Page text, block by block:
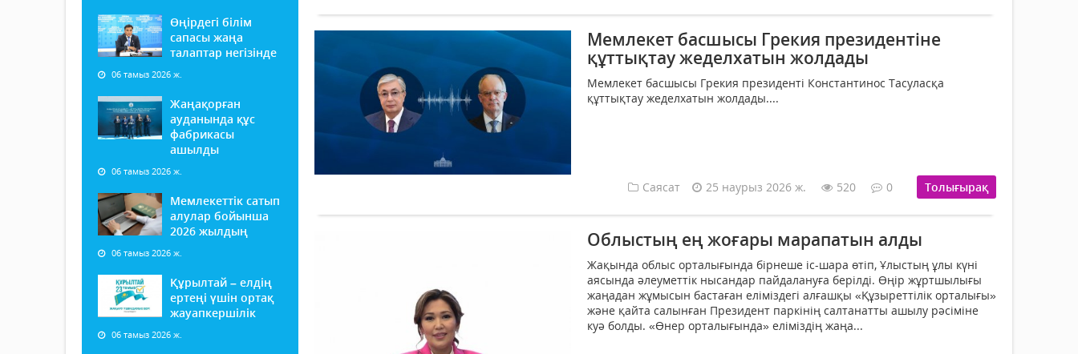
Өңірдегі білім
сапасы жаңа
талаптар негізінде
06 тамыз 2026 ж.
Жаңақорған
ауданында құс
фабрикасы
ашылды
06 тамыз 2026 ж.
Мемлекеттік сатып
алулар бойынша
2026 жылдың
06 тамыз 2026 ж.
Құрылтай – елдің
ертеңі үшін ортақ
жауапкершілік
06 тамыз 2026 ж.
Мемлекет басшысы Грекия президентіне
құттықтау жеделхатын жолдады
Мемлекет басшысы Грекия президенті Константинос Тасуласқа
құттықтау жеделхатын жолдады....
Саясат 25 наурыз 2026 ж. 520 0 Толығырақ
Облыстың ең жоғары марапатын алды
Жақында облыс орталығында бірнеше іс-шара өтіп, Ұлыстың ұлы күні
аясында әлеуметтік нысандар пайдалануға берілді. Өңір жұртшылығы
жаңадан жұмысын бастаған еліміздегі алғашқы «Құзыреттілік орталығы»
және қайта салынған Президент паркінің салтанатты ашылу рәсіміне
куә болды. «Өнер орталығында» еліміздің жаңа...